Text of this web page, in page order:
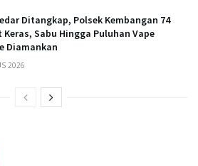
Ditangkap, Polsek Kembangan 74
Keras, Sabu Hingga Puluhan Vape
Diamankan
2026